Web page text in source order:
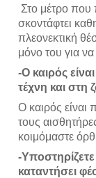
σκοντάφτει
πλεονεκτική
μόνο του για
-Ο καιρός
τέχνη και στη
Ο καιρός
τους
κοιμόμαστε
-
καταντήσει